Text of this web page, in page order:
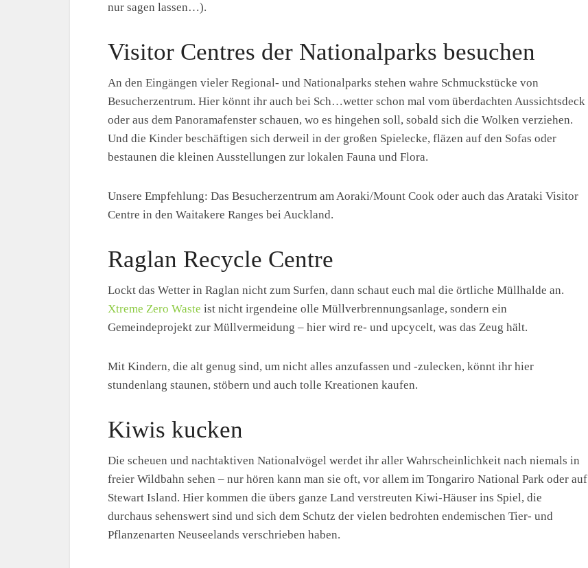
nur sagen lassen…).
Visitor Centres der Nationalparks besuchen
An den Eingängen vieler Regional- und Nationalparks stehen wahre Schmuckstücke von
Besucherzentrum. Hier könnt ihr auch bei Sch…wetter schon mal vom überdachten Aussichtsdeck
oder aus dem Panoramafenster schauen, wo es hingehen soll, sobald sich die Wolken verziehen.
Und die Kinder beschäftigen sich derweil in der großen Spielecke, fläzen auf den Sofas oder
bestaunen die kleinen Ausstellungen zur lokalen Fauna und Flora.
Unsere Empfehlung: Das Besucherzentrum am Aoraki/Mount Cook oder auch das Arataki Visitor
Centre in den Waitakere Ranges bei Auckland.
Raglan Recycle Centre
Lockt das Wetter in Raglan nicht zum Surfen, dann schaut euch mal die örtliche Müllhalde an.
Xtreme Zero Waste ist nicht irgendeine olle Müllverbrennungsanlage, sondern ein
Gemeindeprojekt zur Müllvermeidung – hier wird re- und upcycelt, was das Zeug hält.
Mit Kindern, die alt genug sind, um nicht alles anzufassen und -zulecken, könnt ihr hier
stundenlang staunen, stöbern und auch tolle Kreationen kaufen.
Kiwis kucken
Die scheuen und nachtaktiven Nationalvögel werdet ihr aller Wahrscheinlichkeit nach niemals in
freier Wildbahn sehen – nur hören kann man sie oft, vor allem im Tongariro National Park oder auf
Stewart Island. Hier kommen die übers ganze Land verstreuten Kiwi-Häuser ins Spiel, die
durchaus sehenswert sind und sich dem Schutz der vielen bedrohten endemischen Tier- und
Pflanzenarten Neuseelands verschrieben haben.